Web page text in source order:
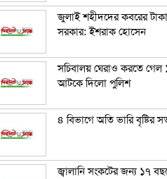
জুলাই শহীদদের কবরের টাকা
সরকার: ইশরাক হোসেন
সচিবালয় ঘেরাও করতে
আটকে দিলো পুলিশ
৪ বিভাগে অতি ভারি বৃষ্টির
জ্বালানি সংকটের জন্য ১৭